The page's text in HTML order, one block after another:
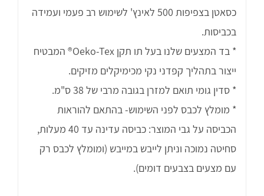
כסאטן בצפיפות 500 לאינץ' לשימוש רב פעמי ועמידה
בכביסות.
* בד המצעים שלנו בעל תו תקן Oeko-Tex® המבטיח
ייצור בתהליך קפדני נקי מכימיקלים מזיקים.
* סדין גומי תואם למזרן בגובה מרבי של 38 ס"מ.
* מומלץ לכבס לפני השימוש- בהתאם להוראות
הכביסה על גבי המוצר: כביסה עדינה עד 40 מעלות,
סחיטה נמוכה וניתן לייבש במייבש (ומומלץ לכבס רק
עם מצעים בצבעים דומים).